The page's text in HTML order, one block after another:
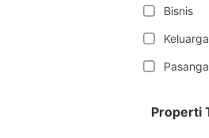
Bisnis
Keluarga
Properti